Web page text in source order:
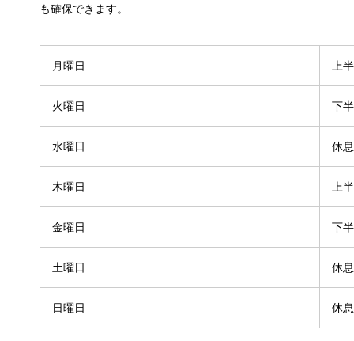
も確保できます。
月曜日 上
火曜日 下
水曜日 休息
木曜日 上
金曜日 下
土曜日 休息
日曜日 休息